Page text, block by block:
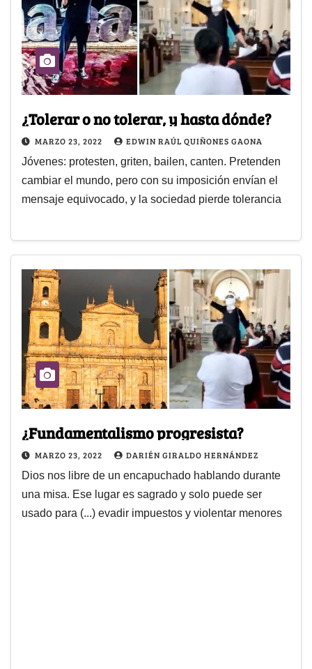
¿Tolerar o no tolerar, y hasta dónde?
MARZO 23, 2022 EDWIN RAÚL QUIÑONES GAONA
Jóvenes: protesten, griten, bailen, canten. Pretenden
cambiar el mundo, pero con su imposición envían el
mensaje equivocado, y la sociedad pierde tolerancia
¿Fundamentalismo progresista?
MARZO 23, 2022 DARIÉN GIRALDO HERNÁNDEZ
Dios nos libre de un encapuchado hablando durante
una misa. Ese lugar es sagrado y solo puede ser
usado para (...) evadir impuestos y violentar menores